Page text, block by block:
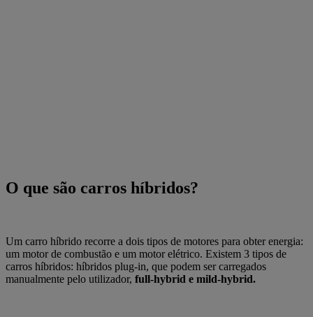
O que são carros híbridos?
Um carro híbrido recorre a dois tipos de motores para obter energia:
um motor de combustão e um motor elétrico. Existem 3 tipos de
carros híbridos: híbridos plug-in, que podem ser carregados
manualmente pelo utilizador, full-hybrid e mild-hybrid.